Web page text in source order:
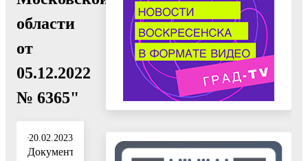
области
от
05.12.2022
№ 6365"
20.02.2023
Документ: